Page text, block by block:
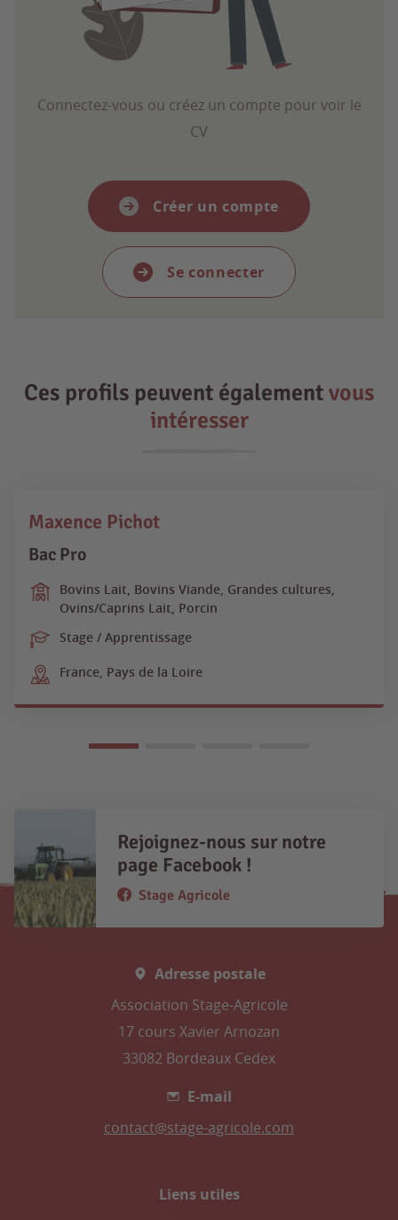
Connectez-vous ou créez un compte pour voir le
CV
Créer un compte
Se connecter
Ces profils peuvent égalementvous
intéresser
Maxence Pichot
Bac Pro
Bovins Lait, Bovins Viande, Grandes cultures,
Ovins/Caprins Lait, Porcin
Stage / Apprentissage
France, Pays de la Loire
Rejoignez-nous sur notre
page Facebook !
Stage Agricole
Adresse postale
Association Stage-Agricole
17 cours Xavier Arnozan
33082 Bordeaux Cedex
E-mail
contact@stage-agricole.com
Liens utiles